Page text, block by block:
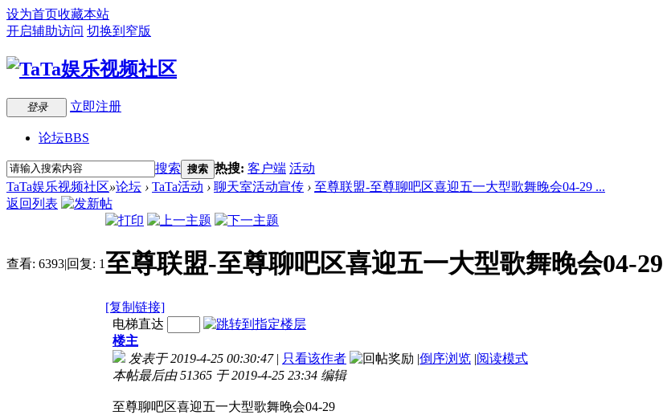
设为首页收藏本站
开启辅助访问 切换到窄版
登录 立即注册
论坛BBS
搜索 搜索 热搜: 客户端 活动
TaTa娱乐视频社区»论坛 › TaTa活动 › 聊天室活动宣传 › 至尊联盟-至尊聊吧区喜迎五一大型歌舞晚会04-29 ...
返回列表
查看: 6393|回复: 1至尊联盟-至尊聊吧区喜迎五一大型歌舞晚会04-29
[复制链接]
电梯直达
楼主
发表于 2019-4-25 00:30:47 | 只看该作者 |倒序浏览 |阅读模式
本帖最后由 51365 于 2019-4-25 23:34 编辑
至尊聊吧区喜迎五一大型歌舞晚会04-29